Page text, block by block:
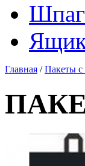
Главная /Пакеты с